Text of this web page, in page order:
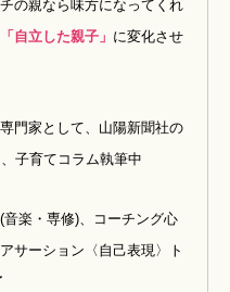
の親なら味方になってくれ
自立した親子」 に変化させ
門家として、 山陽新聞社の
子育てコラム執筆中
楽・専修)、
コーチング心
アサーション〈自己表現〉ト